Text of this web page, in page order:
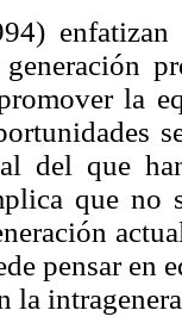
la
del que
que no
pensar en
la